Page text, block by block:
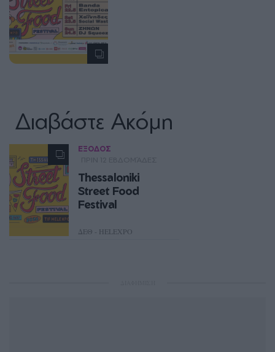
Διαβάστε Ακόμη
ΕΞΟΔΟΣ
Thessaloniki
Street Food
Festival
ΔΕΘ - HELEXPO